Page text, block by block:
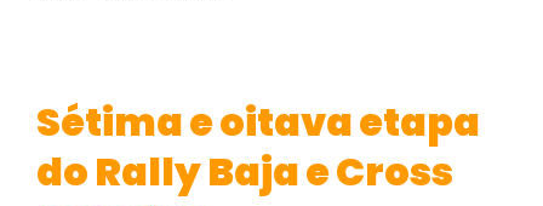
Sétima e oitava etapa
do Rally Baja e Cross